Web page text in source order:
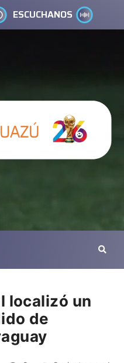
ESCUCHANOS
localizó un
de